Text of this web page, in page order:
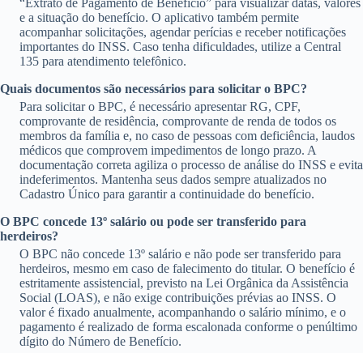
e a situação do benefício. O aplicativo também permite
acompanhar solicitações, agendar perícias e receber notificações
importantes do INSS. Caso tenha dificuldades, utilize a Central
135 para atendimento telefônico.
Quais documentos são necessários para solicitar o BPC?
Para solicitar o BPC, é necessário apresentar RG, CPF,
comprovante de residência, comprovante de renda de todos os
membros da família e, no caso de pessoas com deficiência, laudos
médicos que comprovem impedimentos de longo prazo. A
documentação correta agiliza o processo de análise do INSS e evita
indeferimentos. Mantenha seus dados sempre atualizados no
Cadastro Único para garantir a continuidade do benefício.
O BPC concede 13º salário ou pode ser transferido para
herdeiros?
O BPC não concede 13º salário e não pode ser transferido para
herdeiros, mesmo em caso de falecimento do titular. O benefício é
estritamente assistencial, previsto na Lei Orgânica da Assistência
Social (LOAS), e não exige contribuições prévias ao INSS. O
valor é fixado anualmente, acompanhando o salário mínimo, e o
pagamento é realizado de forma escalonada conforme o penúltimo
dígito do Número de Benefício.